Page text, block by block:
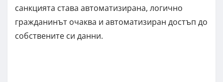
санкцията става автоматизирана, логично
гражданинът очаква и автоматизиран достъп до
собствените си данни.